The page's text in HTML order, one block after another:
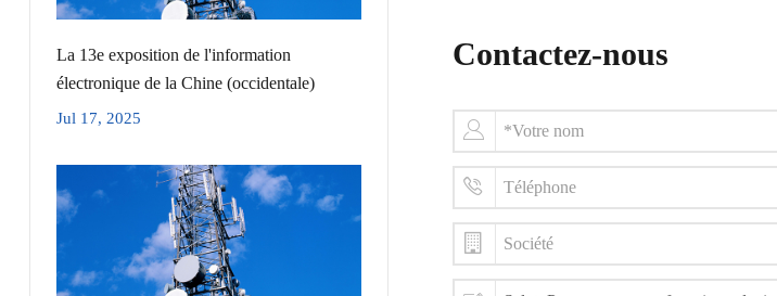
La 13e exposition de l'information
électronique de la Chine (occidentale)
Jul 17, 2025
Contactez-nous